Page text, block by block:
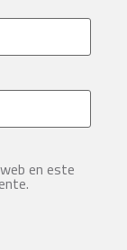
en este